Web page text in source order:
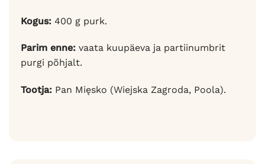
Kogus: 400 g purk.
Parim enne: vaata kuupäeva ja partiinumbrit
purgi põhjalt.
Tootja: Pan Mięsko (Wiejska Zagroda, Poola).